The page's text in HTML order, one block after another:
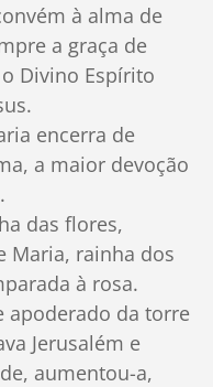
à alma de
a graça de
Divino Espírito
encerra de
a maior devoção
das flores,
Maria, rainha dos
à rosa.
apoderado da torre
Jerusalém e
aumentou-a,